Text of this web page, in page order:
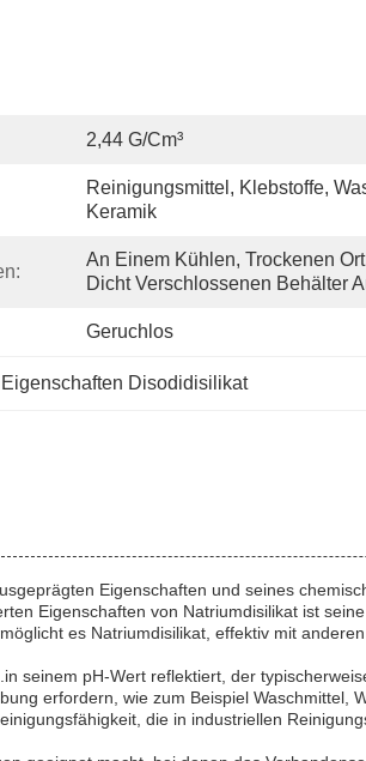
2,44 G/cm³
Reinigungsmittel, Klebstoffe,
Keramik
An Einem Kühlen, Trockenen
Dicht Verschlossenen Behälter
Geruchlos
Disodidisilikat
Eigenschaften und seines
Eigenschaften von Natriumdisilikat ist
es Natriumdisilikat, effektiv mit
seinem pH-Wert reflektiert, der
erfordern, wie zum Beispiel Waschmittel,
die in industriellen